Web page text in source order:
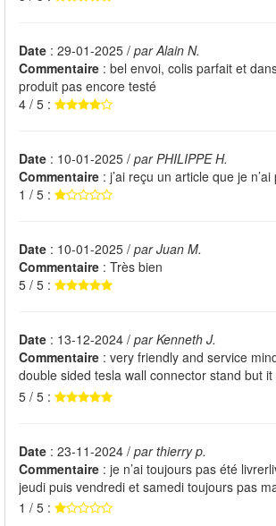
Date : 29-01-2025 / par Alain N.
Commentaire : bel envoi, colis parfait et
produit pas encore testé
4 / 5 :
Date : 10-01-2025 / par PHILIPPE H.
Commentaire : j’ai reçu un article que je
1 / 5 :
Date : 10-01-2025 / par Juan M.
Commentaire : Très bien
5 / 5 :
Date : 13-12-2024 / par Kenneth J.
Commentaire : very friendly and service
double sided tesla wall connector stand but it
5 / 5 :
Date : 23-11-2024 / par thierry p.
Commentaire : je n’ai toujours pas été
jeudi puis vendredi et samedi toujours pas
1 / 5 :